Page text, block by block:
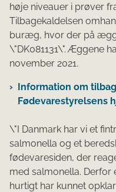
høje niveauer i prøver
Tilbagekaldelsen
buræg, hvor der på
\"DK081131\". Æggene
november 2021.
Information om
Fødevarestyrelsens
\"I Danmark har vi et
salmonella og et
fødevaresiden, der
med salmonella. Derfor
hurtigt har kunnet